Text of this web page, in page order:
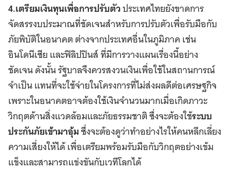
4.เตรียมเงินทุนเพื่อการปรับตัวประเทศไทยยังขาดการ
จัดสรรงบประมาณที่ชัดเจนสำหรับการปรับตัวเพื่อรับมือกับ
ภัยพิบัติในอนาคต ต่างจากประเทศอื่นในภูมิภาค เช่น
อินโดนีเซีย และฟิลิปปินส์ ที่มีการวางแผนเรื่องนี้อย่าง
ชัดเจน ดังนั้น รัฐบาลจึงควรสงวนเงินเพื่อใช้ในสถานการณ์
จำเป็น แทนที่จะใช้จ่ายในโครงการที่ไม่ส่งผลดีต่อเศรษฐกิจ
เพราะในอนาคตอาจต้องใช้เงินจำนวนมากเมื่อเกิดภาวะ
วิกฤตด้านสิ่งแวดล้อมและภัยธรรมชาติ ซึ่งจะต้องใช้ระบบ
ประกันภัยเข้ามาอุ้มซึ่งจะต้องดูว่าทำอย่างไรให้คนหลีกเลี่ยง
ความเสี่ยงให้ได้ เพื่อเตรียมพร้อมรับมือกับวิกฤตอย่างเข้ม
แข็งและสามารถแข่งขันกับเวทีโลกได้